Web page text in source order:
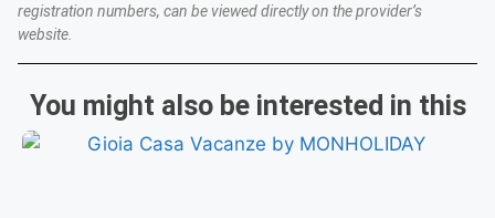
registration numbers, can be viewed directly on the provider’s
website.
You might also be interested in this